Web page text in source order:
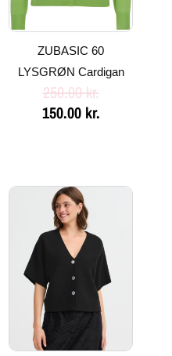
ZUBASIC 60
LYSGRØN Cardigan
250.00kr.
150.00 kr.